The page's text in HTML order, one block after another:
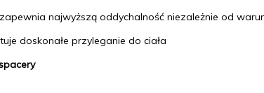
zapewnia najwyższą oddychalność niezależnie od
doskonałe przyleganie do ciała